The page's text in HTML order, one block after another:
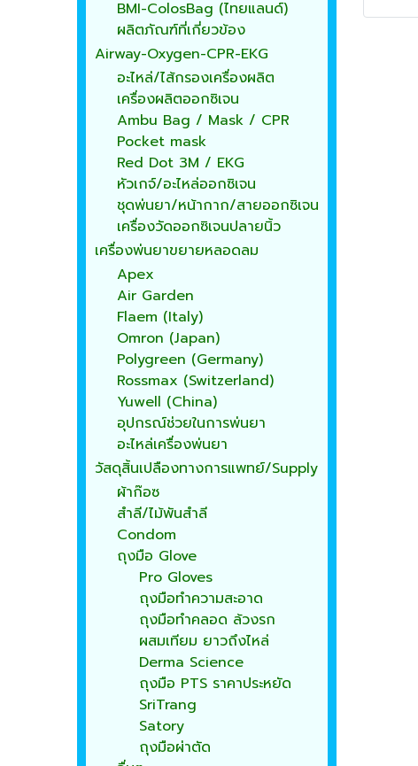
BMI-ColosBag (ไทยแลนด์)
ผลิตภัณฑ์ที่เกี่ยวข้อง
Airway-Oxygen-CPR-EKG
อะไหล่/ไส้กรองเครื่องผลิต
เครื่องผลิตออกซิเจน
Ambu Bag / Mask / CPR
Pocket mask
Red Dot 3M / EKG
หัวเกจ์/อะไหล่ออกซิเจน
ชุดพ่นยา/หน้ากาก/สายออกซิเจน
เครื่องวัดออกซิเจนปลายนิ้ว
เครื่องพ่นยาขยายหลอดลม
Apex
Air Garden
Flaem (Italy)
Omron (Japan)
Polygreen (Germany)
Rossmax (Switzerland)
Yuwell (China)
อุปกรณ์ช่วยในการพ่นยา
อะไหล่เครื่องพ่นยา
วัสดุสิ้นเปลืองทางการแพทย์/Supply
ผ้าก๊อซ
สำลี/ไม้พันสำลี
Condom
ถุงมือ Glove
Pro Gloves
ถุงมือทำความสะอาด
ถุงมือทำคลอด ล้วงรก
ผสมเทียม ยาวถึงไหล่
Derma Science
ถุงมือ PTS ราคาประหยัด
SriTrang
Satory
ถุงมือผ่าตัด